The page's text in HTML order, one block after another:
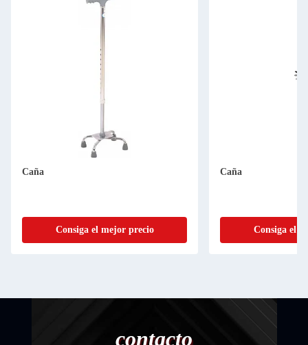
Caña
Consiga el mejor precio
Caña
Consiga el
contacto